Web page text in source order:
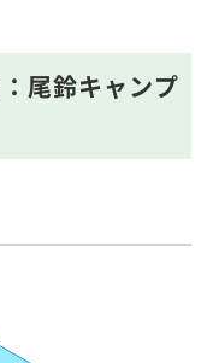
尾鈴キャンプ